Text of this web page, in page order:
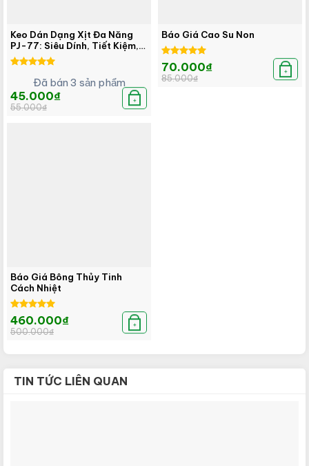
Keo Dán Dạng Xịt Đa Năng
PJ-77: Siêu Dính, Tiết Kiệm,
Đa Năng!
hạng5.00
5 sao
Đã bán 3 sản phẩm
55.000₫
Giá
gốc
là:
45.000₫
Giá
hiện
tại
+
Báo Giá Cao Su Non
Được xếp
hạng5.00
5 sao
85.000₫
Giá
gốc
là:
70.000₫
Giá
hiện
tại
+
Báo Giá Bông Thủy Tinh
Cách Nhiệt
Được xếp
hạng5.00
5 sao
500.000₫
Giá
gốc
là:
460.000₫
Giá
hiện
tại
+
TIN TỨC LIÊN QUAN